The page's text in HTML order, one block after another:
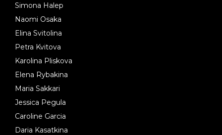
Simona Halep
Naomi Osaka
Elina Svitolina
Petra Kvitova
Karolina Pliskova
Elena Rybakina
Maria Sakkari
Jessica Pegula
Caroline Garcia
Daria Kasatkina